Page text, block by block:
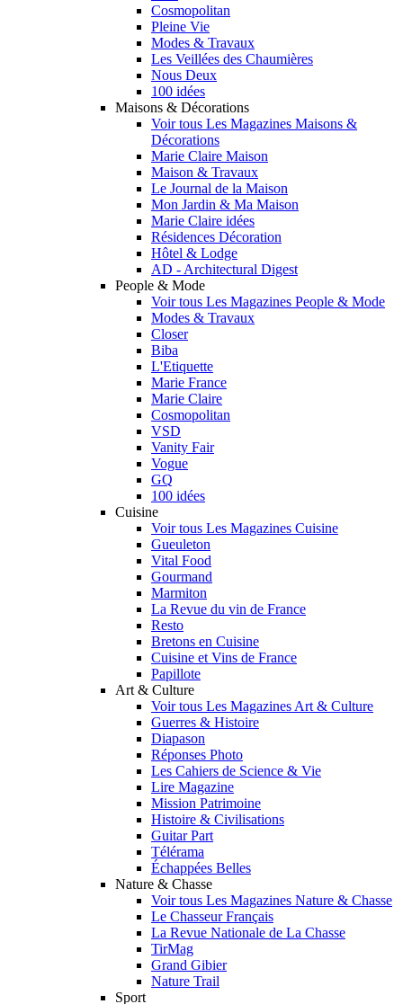
Cosmopolitan
Pleine Vie
Modes & Travaux
Les Veillées des Chaumières
Nous Deux
100 idées
Maisons & Décorations
Voir tous Les Magazines Maisons &
Décorations
Marie Claire Maison
Maison & Travaux
Le Journal de la Maison
Mon Jardin & Ma Maison
Marie Claire idées
Résidences Décoration
Hôtel & Lodge
AD - Architectural Digest
People & Mode
Voir tous Les Magazines People & Mode
Modes & Travaux
Closer
Biba
L'Etiquette
Marie France
Marie Claire
Cosmopolitan
VSD
Vanity Fair
Vogue
GQ
100 idées
Cuisine
Voir tous Les Magazines Cuisine
Gueuleton
Vital Food
Gourmand
Marmiton
La Revue du vin de France
Resto
Bretons en Cuisine
Cuisine et Vins de France
Papillote
Art & Culture
Voir tous Les Magazines Art & Culture
Guerres & Histoire
Diapason
Réponses Photo
Les Cahiers de Science & Vie
Lire Magazine
Mission Patrimoine
Histoire & Civilisations
Guitar Part
Télérama
Échappées Belles
Nature & Chasse
Voir tous Les Magazines Nature & Chasse
Le Chasseur Français
La Revue Nationale de La Chasse
TirMag
Grand Gibier
Nature Trail
Sport